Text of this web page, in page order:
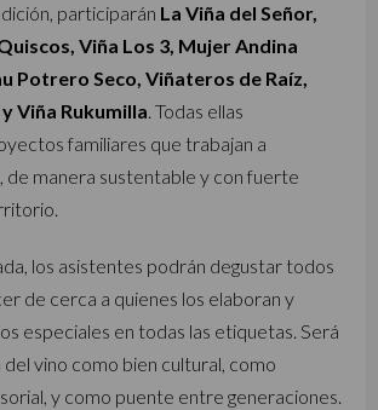
participarán La Viña del Señor,
Viña Los 3, Mujer Andina
Potrero Seco, Viñateros de Raíz,
Viña Rukumilla. Todas ellas
familiares que trabajan a
de manera sustentable y con fuerte
los asistentes podrán degustar todos
de cerca a quienes los elaboran y
especiales en todas las etiquetas. Será
vino como bien cultural, como
y como puente entre generaciones.